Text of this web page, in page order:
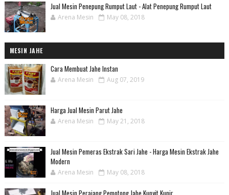
Jual Mesin Penepung Rumput Laut - Alat Penepung Rumput Laut
Arena Mesin May 08, 2018
MESIN JAHE
Cara Membuat Jahe Instan
Arena Mesin Aug 07, 2019
Harga Jual Mesin Parut Jahe
Arena Mesin May 21, 2018
Jual Mesin Pemeras Ekstrak Sari Jahe - Harga Mesin Ekstrak Jahe
Modern
Arena Mesin May 08, 2018
Jual Mesin Perajang Pemotong Jahe Kunyit Kunir